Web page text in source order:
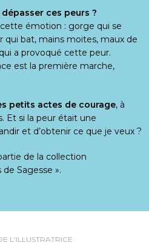
ces peurs ?
cette émotion : gorge qui se
bat, mains moites, maux de
a provoqué cette peur.
est la première marche,
petits actes de courage, à
Et si la peur était une
et d’obtenir ce que je veux ?
de la collection
Sagesse ».
L'ILLUSTRATRICE